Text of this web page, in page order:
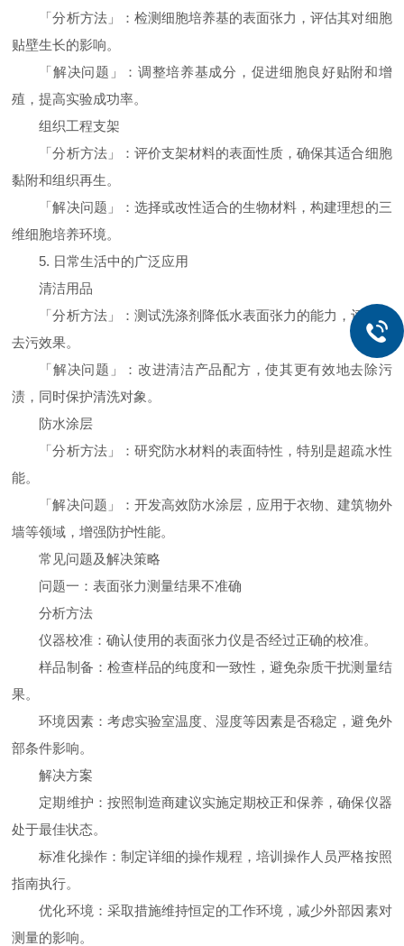
「分析方法」：检测细胞培养基的表面张力，评估其对细胞
贴壁生长的影响。
「解决问题」：调整培养基成分，促进细胞良好贴附和增
殖，提高实验成功率。
组织工程支架
「分析方法」：评价支架材料的表面性质，确保其适合细胞
黏附和组织再生。
「解决问题」：选择或改性适合的生物材料，构建理想的三
维细胞培养环境。
5. 日常生活中的广泛应用
清洁用品
「分析方法」：测试洗涤剂降低水表面张力的能力，评估其
去污效果。
「解决问题」：改进清洁产品配方，使其更有效地去除污
渍，同时保护清洗对象。
防水涂层
「分析方法」：研究防水材料的表面特性，特别是超疏水性
能。
「解决问题」：开发高效防水涂层，应用于衣物、建筑物外
墙等领域，增强防护性能。
常见问题及解决策略
问题一：表面张力测量结果不准确
分析方法
仪器校准：确认使用的表面张力仪是否经过正确的校准。
样品制备：检查样品的纯度和一致性，避免杂质干扰测量结
果。
环境因素：考虑实验室温度、湿度等因素是否稳定，避免外
部条件影响。
解决方案
定期维护：按照制造商建议实施定期校正和保养，确保仪器
处于最佳状态。
标准化操作：制定详细的操作规程，培训操作人员严格按照
指南执行。
优化环境：采取措施维持恒定的工作环境，减少外部因素对
测量的影响。